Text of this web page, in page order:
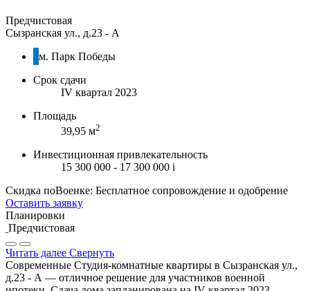
Предчистовая
Сызранская ул., д.23 - А
м. Парк Победы
Срок сдачи
IV квартал 2023
Площадь
39,95 м2
Инвестиционная привлекательность
15 300 000 - 17 300 000 i
Скидка поВоенке: Бесплатное сопровождение и одобрение
Оставить заявку
Планировки
Предчистовая
Читать далее Свернуть
Современные Студия-комнатные квартиры в Сызранская ул.,
д.23 - А — отличное решение для участников военной